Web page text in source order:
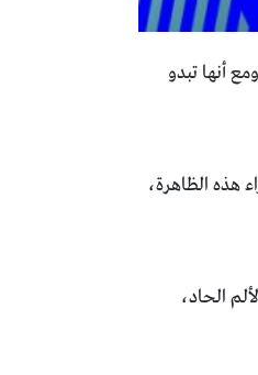
أنها تبدو
هذه الظاهرة،
الحاد،